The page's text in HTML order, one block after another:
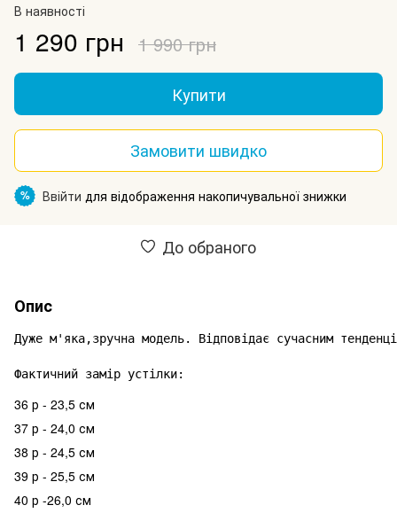
В наявності
1 290 грн 1 990 грн
Купити
Замовити швидко
% Ввійти для відображення накопичувальної знижки
До обраного
Опис
Дуже м'яка,зручна модель. Відповідає сучасним
Фактичний замір устілки:
36 р - 23,5 см
37 р - 24,0 см
38 р - 24,5 см
39 р - 25,5 см
40 р -26,0 см